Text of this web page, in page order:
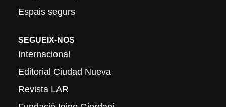
Espais segurs
SEGUEIX-NOS
Internacional
Editorial Ciudad Nueva
Revista LAR